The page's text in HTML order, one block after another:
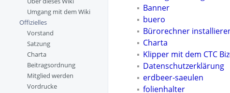
Umgang mit dem Wiki
Offizielles
Vorstand
Satzung
Charta
Beitragsordnung
Mitglied werden
Vordrucke
Banner
buero
Bürorechner
Charta
Klipper mit dem CTC
Datenschutzerklärung
erdbeer-saeulen
folienhalter